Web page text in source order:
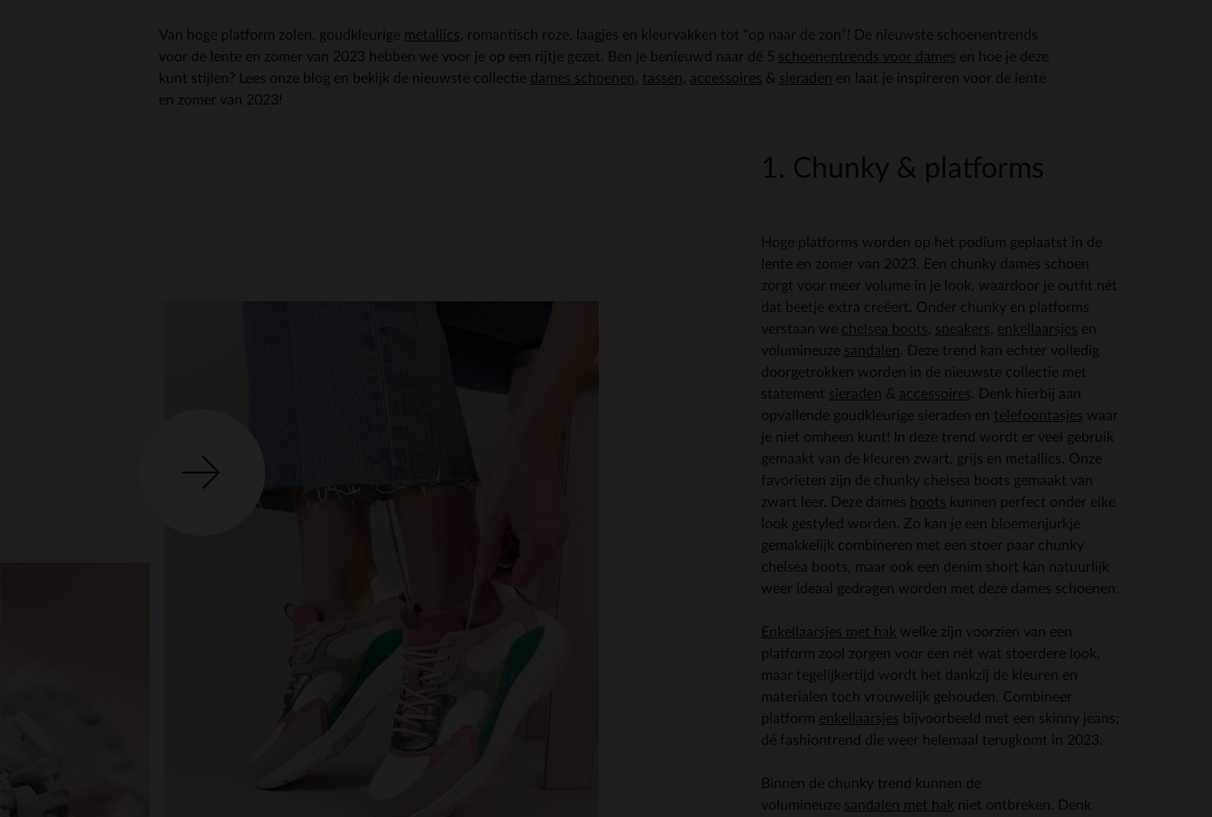
Van hoge platform zolen, goudkleurige metallics , romantisch roze, laagjes en kleurvakken tot “op naar de zon”! De nieuwste schoenentrends
voor de lente en zomer van 2023 hebben we voor je op een rijtje gezet. Ben je benieuwd naar dé 5 schoenentrends voor dames en hoe je deze
kunt stijlen? Lees onze blog en bekijk de nieuwste collectie dames schoenen tassen accessoires & sieraden en laat je inspireren voor de lente
en zomer van 2023!
1. Chunky & platforms
Hoge platforms worden op het podium geplaatst in de
lente en zomer van 2023. Een chunky dames schoen
zorgt voor meer volume in je look, waardoor je outfit nét
dat beetje extra creëert. Onder chunky en platforms
verstaan we chelsea boots sneakers enkellaarsjes en
volumineuze sandalen . Deze trend kan echter volledig
doorgetrokken worden in de nieuwste collectie met
statement sieraden & accessoires . Denk hierbij aan
opvallende goudkleurige sieraden en telefoontasjes waar
je niet omheen kunt! In deze trend wordt er veel gebruik
gemaakt van de kleuren zwart, grijs en metallics. Onze
favorieten zijn de chunky chelsea boots gemaakt van
zwart leer. Deze dames boots kunnen perfect onder elke
look gestyled worden. Zo kan je een bloemenjurkje
gemakkelijk combineren met een stoer paar chunky
chelsea boots, maar ook een denim short kan natuurlijk
weer ideaal gedragen worden met deze dames schoenen.
Enkellaarsjes met hak welke zijn voorzien van een
platform zool zorgen voor een nét wat stoerdere look,
maar tegelijkertijd wordt het dankzij de kleuren en
materialen toch vrouwelijk gehouden. Combineer
platform enkellaarsjes bijvoorbeeld met een skinny jeans;
dé fashiontrend die weer helemaal terugkomt in 2023.
Binnen de chunky trend kunnen de
volumineuze sandalen met hak niet ontbreken. Denk